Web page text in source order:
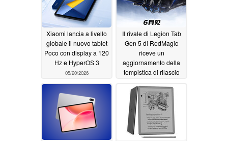
Xiaomi lancia a livello
globale il nuovo tablet
Poco con display a 120
Hz e HyperOS 3
05/20/2026
Il rivale di Legion Tab
Gen 5 di RedMagic
riceve un
aggiornamento della
tempistica di rilascio